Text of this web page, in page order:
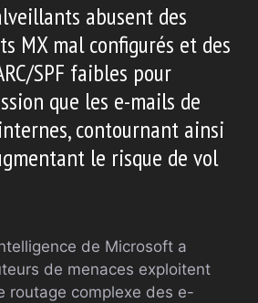
abusent des
MX mal configurés et des
SPF faibles pour
que les e-mails de
contournant ainsi
le risque de vol
de Microsoft a
de menaces exploitent
routage complexe des e-